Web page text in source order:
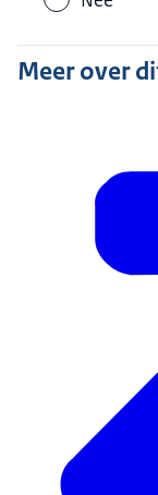
Meer over